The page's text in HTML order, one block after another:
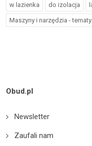
w lazienka do izolacja
Maszyny i narzędzia -
Obud.pl
Newsletter
Zaufali nam